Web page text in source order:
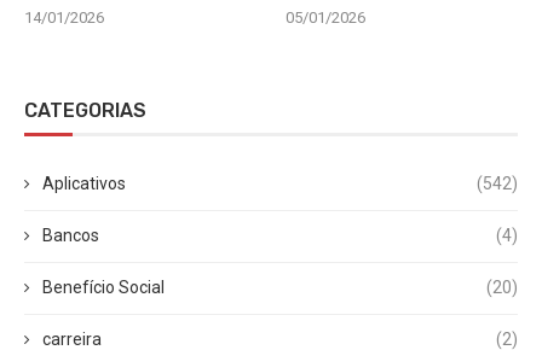
14/01/2026 05/01/2026
CATEGORIAS
Aplicativos (542)
Bancos (4)
Benefício Social (20)
carreira (2)